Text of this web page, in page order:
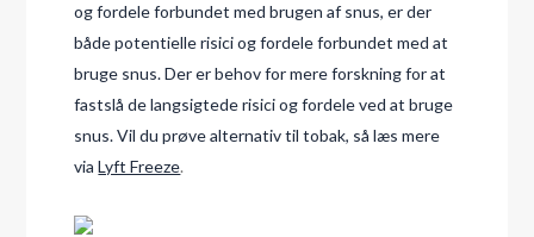
og fordele forbundet med brugen af snus, er der
både potentielle risici og fordele forbundet med at
bruge snus. Der er behov for mere forskning for at
fastslå de langsigtede risici og fordele ved at bruge
snus. Vil du prøve alternativ til tobak, så læs mere
viaLyft Freeze.